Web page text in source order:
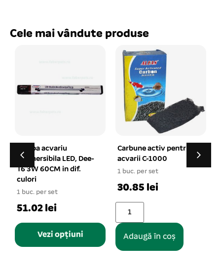
Cele mai vândute produse
Carbune activ pentru
acvarii C-1000
1 buc. per set
30.85 lei
Adaugă în coș
Inele ceramice pentru
acvarii CR-1000
1 buc. per set
31.65 lei
Adaugă în coș